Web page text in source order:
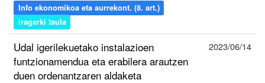
Info ekonomikoa eta aurrekont. (8. art.)
iragarki taula
Udal igerilekuetako instalazioen
funtzionamendua eta erabilera arautzen
duen ordenantzaren aldaketa
2023/06/14